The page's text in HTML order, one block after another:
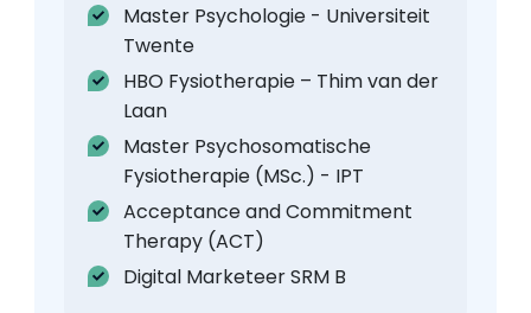
Master Psychologie - Universiteit
Twente
HBO Fysiotherapie – Thim van der
Laan
Master Psychosomatische
Fysiotherapie (MSc.) - IPT
Acceptance and Commitment
Therapy (ACT)
Digital Marketeer SRM B